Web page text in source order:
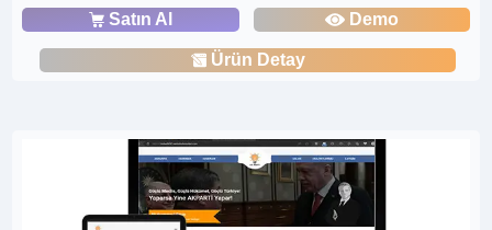
Satın Al Demo
Ürün Detay